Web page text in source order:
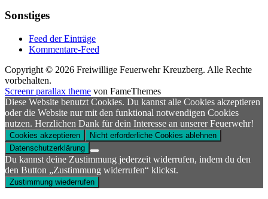
Sonstiges
Feed der Einträge
Kommentare-Feed
Copyright © 2026 Freiwillige Feuerwehr Kreuzberg. Alle Rechte
vorbehalten.
Screenr parallax theme von FameThemes
Diese Website benutzt Cookies. Du kannst alle Cookies akzeptieren
oder die Website nur mit den funktional notwendigen Cookies
nutzen. Herzlichen Dank für dein Interesse an unserer Feuerwehr!
Cookies akzeptieren
Nicht erforderliche Cookies ablehnen
Datenschutzerklärung
Du kannst deine Zustimmung jederzeit widerrufen, indem du den
den Button „Zustimmung widerrufen“ klickst.
Zustimmung wiederrufen